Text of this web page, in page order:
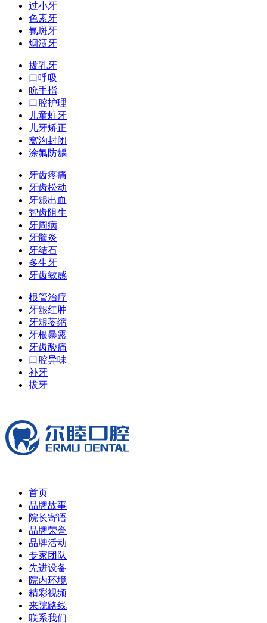
过小牙
色素牙
氟斑牙
烟渍牙
拔乳牙
口呼吸
吮手指
口腔护理
儿童蛀牙
儿牙矫正
窝沟封闭
涂氟防龋
牙齿疼痛
牙齿松动
牙龈出血
智齿阻生
牙周病
牙髓炎
牙结石
多生牙
牙齿敏感
根管治疗
牙龈红肿
牙龈萎缩
牙根暴露
牙齿酸痛
口腔异味
补牙
拔牙
首页
品牌故事
院长寄语
品牌荣誉
品牌活动
专家团队
先进设备
院内环境
精彩视频
来院路线
联系我们